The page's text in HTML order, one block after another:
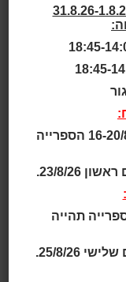
מידע שלנו בענן.
שלמות אנשים
תוך כדי המפגש.
אוגוסט- בין התאריכים 31.8.26-1.8.26
בימים ראשון עד חמישי (כולל) 16-20/8/26 הספרייה
23/8/26.
ראשון ושני 23-24/8/26 הספרייה תהייה
25/8/26.